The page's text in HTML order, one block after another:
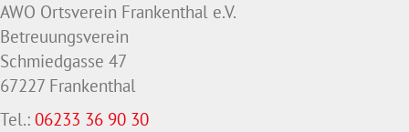
AWO Ortsverein Frankenthal e.V.
Betreuungsverein
Schmiedgasse 47
67227 Frankenthal
Tel.: 06233 36 90 30